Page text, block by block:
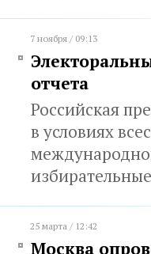
7 ноября / 09:13
отчета
Российская
в условиях
25 марта / 12:42
Москва